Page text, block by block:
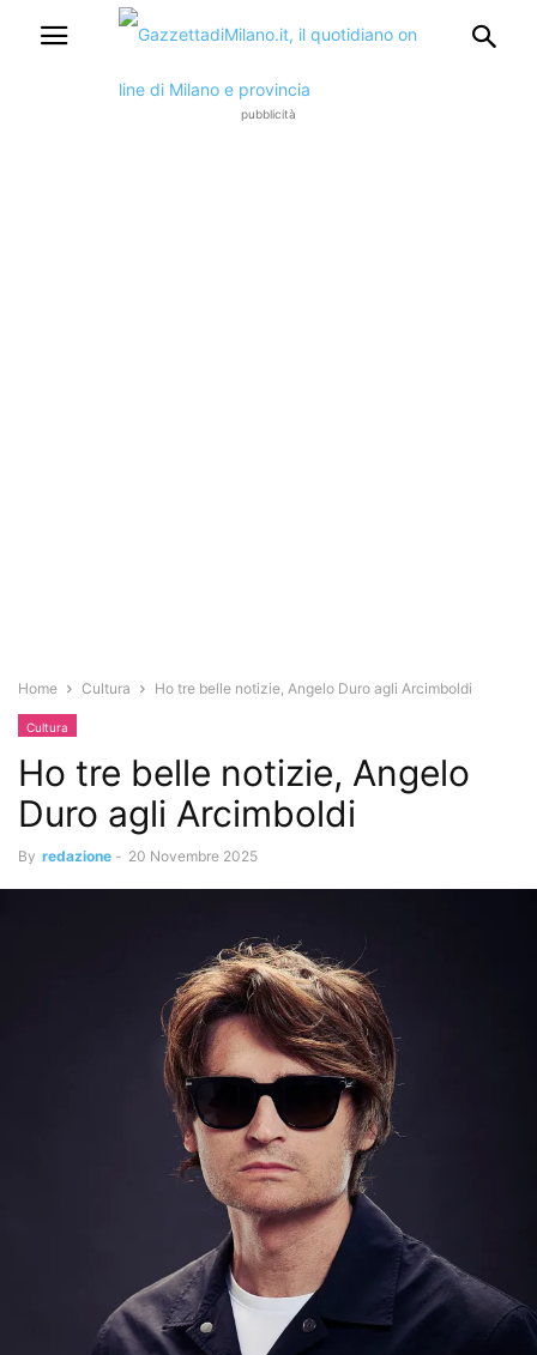
pubblicità
Home Cultura Ho tre belle notizie, Angelo Duro agli Arcimboldi
Cultura
Ho tre belle notizie, Angelo
Duro agli Arcimboldi
By redazione - 20 Novembre 2025